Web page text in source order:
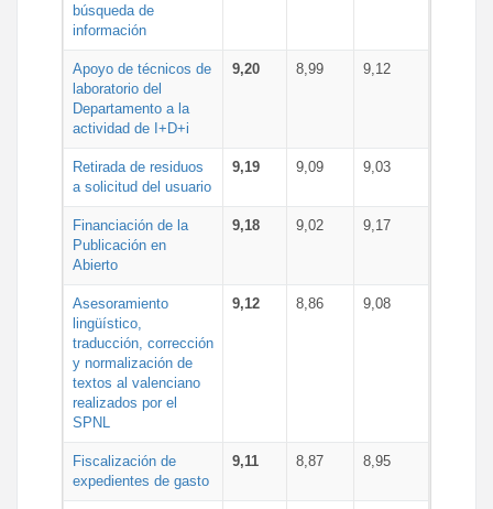
búsqueda de
información
Apoyo de técnicos de
laboratorio del
Departamento a la
actividad de I+D+i
9,20 8,99 9,12
Retirada de residuos
a solicitud del usuario
9,19 9,09 9,03
Financiación de la
Publicación en
Abierto
9,18 9,02 9,17
Asesoramiento
lingüístico,
traducción, corrección
y normalización de
textos al valenciano
realizados por el
SPNL
9,12 8,86 9,08
Fiscalización de
expedientes de gasto
9,11 8,87 8,95